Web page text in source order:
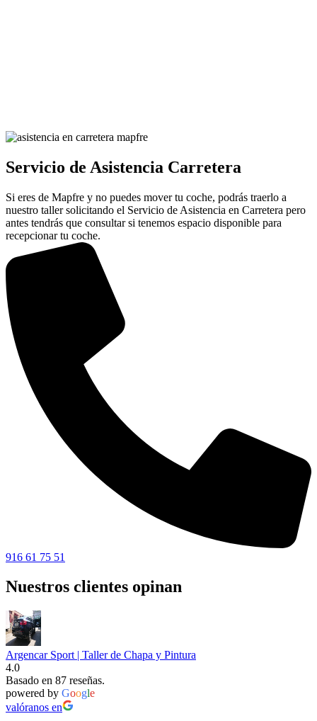
Servicio de Asistencia Carretera
Si eres de Mapfre y no puedes mover tu coche, podrás traerlo a
nuestro taller solicitando el Servicio de Asistencia en Carretera pero
antes tendrás que consultar si tenemos espacio disponible para
recepcionar tu coche.
916 61 75 51
Nuestros clientes opinan
Argencar Sport | Taller de Chapa y Pintura
4.0
Basado en 87 reseñas.
powered by Google
valóranos en